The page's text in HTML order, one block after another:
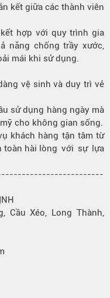
kết giữa các thành viên
hợp với quy trình gia
năng chống trầy xước,
mái khi sử dụng.
vệ sinh và duy trì vẻ
sử dụng hàng ngày mà
cho không gian sống.
khách hàng tận tâm từ
toàn hài lòng với sự lựa
Cầu Xéo, Long Thành,